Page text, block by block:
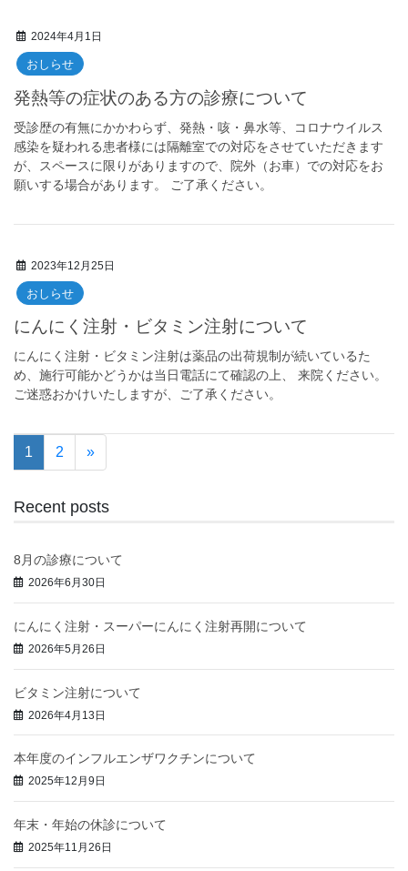
2024年4月1日
おしらせ
発熱等の症状のある方の診療について
受診歴の有無にかかわらず、発熱・咳・鼻水等、コロナウイルス
感染を疑われる患者様には隔離室での対応をさせていただきます
が、スペースに限りがありますので、院外（お車）での対応をお
願いする場合があります。 ご了承ください。
2023年12月25日
おしらせ
にんにく注射・ビタミン注射について
にんにく注射・ビタミン注射は薬品の出荷規制が続いているた
め、施行可能かどうかは当日電話にて確認の上、 来院ください。
ご迷惑おかけいたしますが、ご了承ください。
1 2 »
Recent posts
8月の診療について
2026年6月30日
にんにく注射・スーパーにんにく注射再開について
2026年5月26日
ビタミン注射について
2026年4月13日
本年度のインフルエンザワクチンについて
2025年12月9日
年末・年始の休診について
2025年11月26日